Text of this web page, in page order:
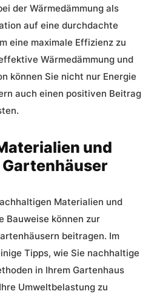
der Wärmedämmung als
auf eine durchdachte
eine maximale Effizienz zu
Wärmedämmung und
können Sie nicht nur Energie
auch einen positiven Beitrag
und
Materialien und
Bauweise können zur
beitragen. Im
Tipps, wie Sie nachhaltige
in Ihrem Gartenhaus
Umweltbelastung zu